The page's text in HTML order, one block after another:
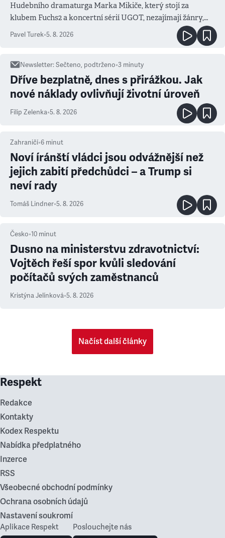
Hudebního dramaturga Marka Mikiče, který stojí za
klubem Fuchs2 a koncertní sérií UGOT, nezajímají žánry,
ale atmosféra
Pavel Turek•5. 8. 2026
Newsletter:Sečteno, podtrženo•3 minuty
Dříve bezplatně, dnes s přirážkou. Jak
nové náklady ovlivňují životní úroveň
Filip Zelenka•5. 8. 2026
Zahraničí•6 minut
Noví íránští vládci jsou odvážnější než
jejich zabití předchůdci – a Trump si
neví rady
Tomáš Lindner•5. 8. 2026
Česko•10 minut
Dusno na ministerstvu zdravotnictví:
Vojtěch řeší spor kvůli sledování
počítačů svých zaměstnanců
Kristýna Jelínková•5. 8. 2026
Načíst další články
Respekt
Redakce
Kontakty
Kodex Respektu
Nabídka předplatného
Inzerce
RSS
Všeobecné obchodní podmínky
Ochrana osobních údajů
Nastavení soukromí
Aplikace Respekt Poslouchejte nás